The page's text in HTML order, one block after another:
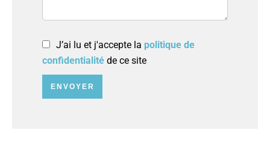
J’ai lu et j'accepte la politique de
confidentialité de ce site
ENVOYER